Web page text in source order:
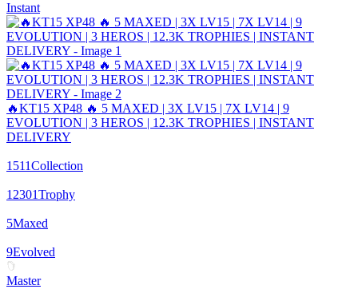
Instant
🔥KT15 XP48 🔥 5 MAXED | 3X LV15 | 7X LV14 | 9
EVOLUTION | 3 HEROS | 12.3K TROPHIES | INSTANT
DELIVERY
1511Collection
12301Trophy
5Maxed
9Evolved
Master